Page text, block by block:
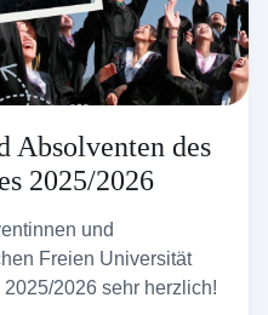
Absolventen des
2025/2026
und
Freien Universität
2026 sehr herzlich!